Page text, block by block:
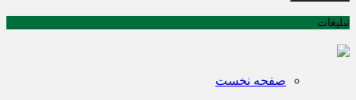
تبلیغات
صفحه نخست